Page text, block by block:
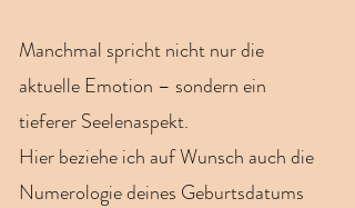
Manchmal spricht nicht nur die
aktuelle Emotion – sondern ein
tieferer Seelenaspekt.
Hier beziehe ich auf Wunsch auch die
Numerologie deines Geburtsdatums